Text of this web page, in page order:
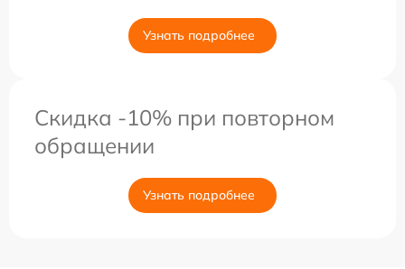
Узнать подробнее
Скидка -10% при повторном
обращении
Узнать подробнее